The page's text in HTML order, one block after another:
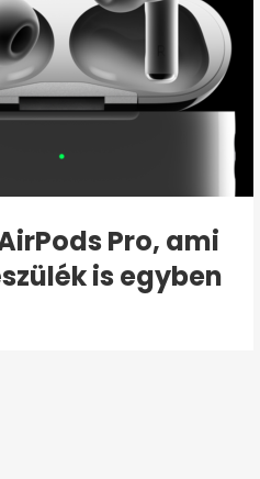
Pro, ami
is egyben